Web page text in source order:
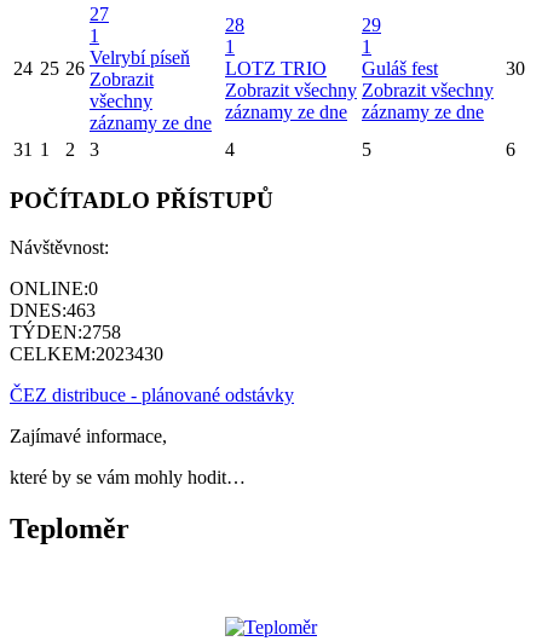
24 25 26
27
1
Velrybí píseň
Zobrazit
všechny
záznamy ze dne
28
1
LOTZ TRIO
Zobrazit všechny
záznamy ze dne
29
1
Guláš fest
Zobrazit všechny
záznamy ze dne
30
31 1 2 3 4 5 6
POČÍTADLO PŘÍSTUPŮ
Návštěvnost:
ONLINE:0
DNES:463
TÝDEN:2758
CELKEM:2023430
ČEZ distribuce - plánované odstávky
Zajímavé informace,
které by se vám mohly hodit…
Teploměr